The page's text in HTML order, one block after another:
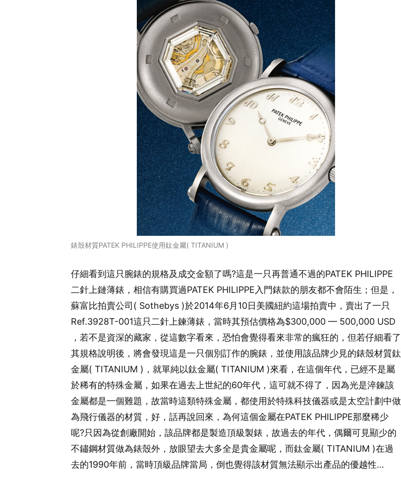
錶殼材質PATEK PHILIPPE使用鈦金屬( TITANIUM )
仔細看到這只腕錶的規格及成交金額了嗎?這是一只再普通不過的PATEK PHILIPPE
二針上鏈薄錶，相信有購買過PATEK PHILIPPE入門錶款的朋友都不會陌生；但是，
蘇富比拍賣公司( Sothebys )於2014年6月10日美國紐約這場拍賣中，賣出了一只
Ref.3928T-001這只二針上鍊薄錶，當時其預估價格為$300,000 — 500,000 USD
，若不是資深的藏家，從這數字看來，恐怕會覺得看來非常的瘋狂的，但若仔細看了
其規格說明後，將會發現這是一只個別訂作的腕錶，並使用該品牌少見的錶殼材質鈦
金屬( TITANIUM )，就單純以鈦金屬( TITANIUM )來看，在這個年代，已經不是屬
於稀有的特殊金屬，如果在過去上世紀的60年代，這可就不得了，因為光是淬鍊該
金屬都是一個難題，故當時這類特殊金屬，都使用於特殊科技儀器或是太空計劃中做
為飛行儀器的材質，好，話再說回來，為何這個金屬在PATEK PHILIPPE那麼稀少
呢?只因為從創廠開始，該品牌都是製造頂級製錶，故過去的年代，偶爾可見顯少的
不鏽鋼材質做為錶殼外，放眼望去大多全是貴金屬呢，而鈦金屬( TITANIUM )在過
去的1990年前，當時頂級品牌當局，倒也覺得該材質無法顯示出產品的優越性…